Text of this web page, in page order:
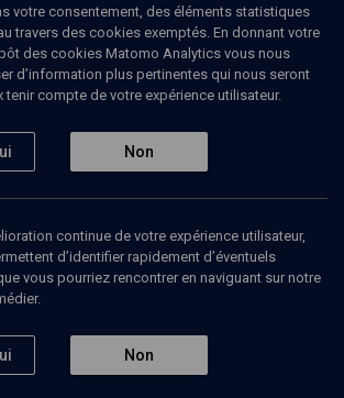
3
et
Alexandre Gefen, Amélie Férey, Anastasia Krutikova, Arnaud Desplechin, Chiara Caradonna, Laurence Herszberg, Sabine Chalvon-Demersay, Sandra Laugier, Sylvie Allouche
La Shoah, au-
particularismes
L'égo-histoire, ce "Je"
devenu universel
La
et ses
défis
(4/8)
votre consentement, des éléments statistiques
travers des cookies exemptés. En donnant votre
des cookies Matomo Analytics vous nous
d’information plus pertinentes qui nous seront
tenir compte de votre expérience utilisateur.
Non
continue de votre expérience utilisateur,
d’identifier rapidement d’éventuels
vous pourriez rencontrer en naviguant sur notre
Non